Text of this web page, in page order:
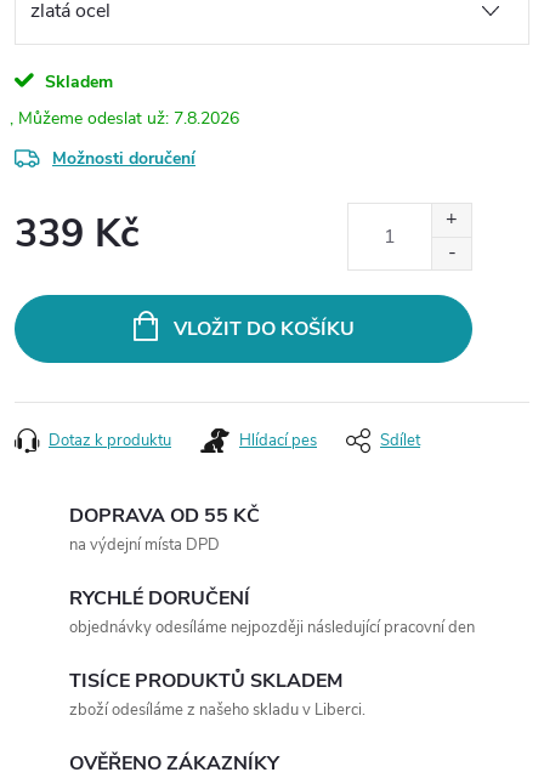
Skladem
7.8.2026
Možnosti doručení
339 Kč
VLOŽIT DO KOŠÍKU
Dotaz k produktu Hlídací pes Sdílet
DOPRAVA OD 55 KČ
na výdejní místa DPD
RYCHLÉ DORUČENÍ
objednávky odesíláme nejpozději následující pracovní den
TISÍCE PRODUKTŮ SKLADEM
zboží odesíláme z našeho skladu v Liberci.
OVĚŘENO ZÁKAZNÍKY